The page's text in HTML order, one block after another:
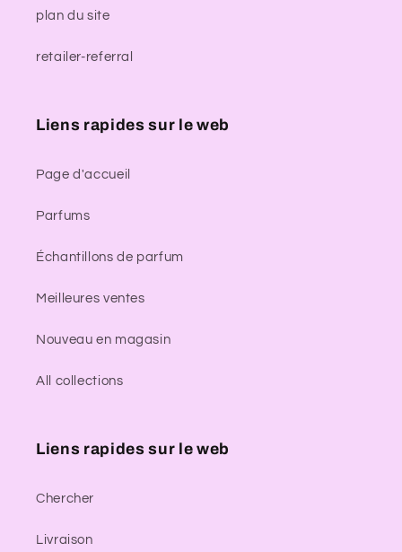
plan du site
retailer-referral
Liens rapides sur le web
Page d'accueil
Parfums
Échantillons de parfum
Meilleures ventes
Nouveau en magasin
All collections
Liens rapides sur le web
Chercher
Livraison